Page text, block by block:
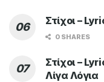
Στίχοι –
0 SHARES
Στίχοι –
Λίγα Λόγια